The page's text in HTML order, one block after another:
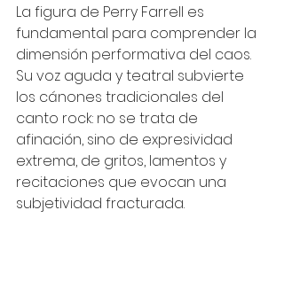
La figura de Perry Farrell es
fundamental para comprender la
dimensión performativa del caos.
Su voz aguda y teatral subvierte
los cánones tradicionales del
canto rock: no se trata de
afinación, sino de expresividad
extrema, de gritos, lamentos y
recitaciones que evocan una
subjetividad fracturada.